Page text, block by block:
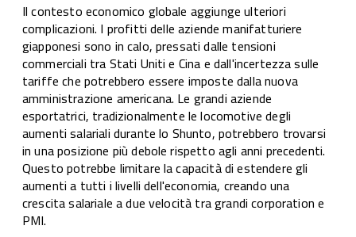
Il contesto economico globale aggiunge ulteriori
complicazioni. I profitti delle aziende manifatturiere
giapponesi sono in calo, pressati dalle tensioni
commerciali tra Stati Uniti e Cina e dall'incertezza sulle
tariffe che potrebbero essere imposte dalla nuova
amministrazione americana. Le grandi aziende
esportatrici, tradizionalmente le locomotive degli
aumenti salariali durante lo Shunto, potrebbero trovarsi
in una posizione più debole rispetto agli anni precedenti.
Questo potrebbe limitare la capacità di estendere gli
aumenti a tutti i livelli dell'economia, creando una
crescita salariale a due velocità tra grandi corporation e
PMI.